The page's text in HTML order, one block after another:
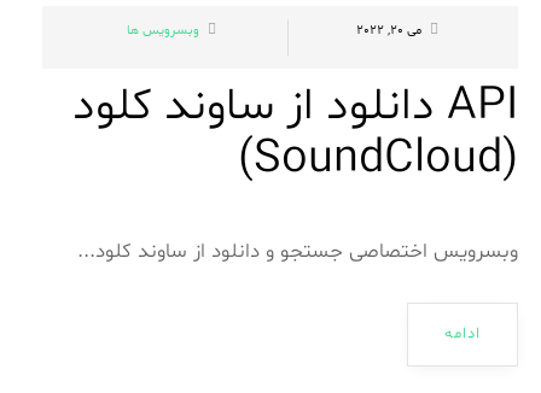
می 20, 2022 وبسرویس ها
API دانلود از ساوند کلود
(SoundCloud)
وبسرویس اختصاصی جستجو و دانلود از ساوند کلود...
ادامه